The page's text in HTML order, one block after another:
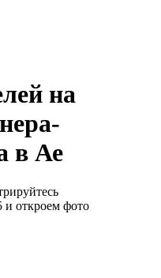
на
в Ае
и откроем фото